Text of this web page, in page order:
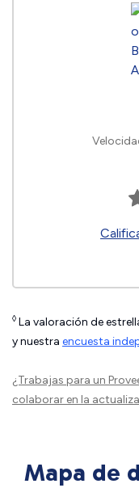
◊ La valoración de
y nuestra encuesta
¿Trabajas para un
colaborar en la
Mapa de